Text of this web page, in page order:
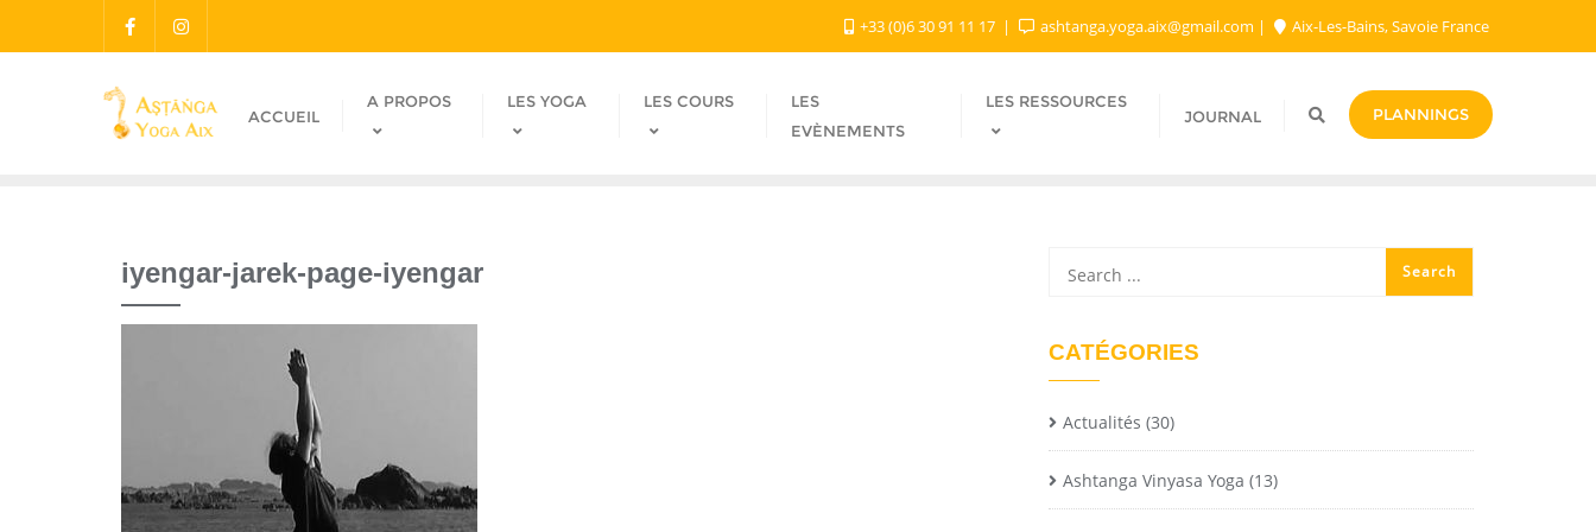
+33 (0)6 30 91 11 17 ashtanga.yoga.aix@gmail.com​ Aix-Les-Bains, Savoie France
ACCUEIL
A PROPOS LES YOGA LES COURS
LES
EVÈNEMENTS
LES RESSOURCES
JOURNAL PLANNINGS
iyengar-jarek-page-iyengar
CATÉGORIES
Actualités (30)
Ashtanga Vinyasa Yoga (13)